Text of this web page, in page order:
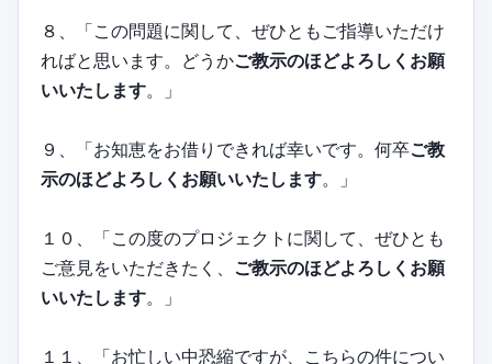
８、「この問題に関して、ぜひともご指導いただけ
ればと思います。どうかご教示のほどよろしくお願
いいたします。」
９、「お知恵をお借りできれば幸いです。何卒ご教
示のほどよろしくお願いいたします。」
１０、「この度のプロジェクトに関して、ぜひとも
ご意見をいただきたく、 ご教示のほどよろしくお願
いいたします。」
１１、「お忙しい中恐縮ですが、こちらの件につい